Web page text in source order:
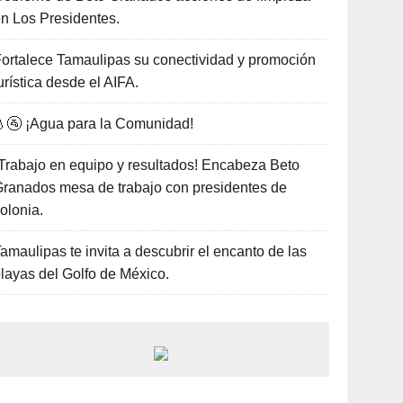
Los Presidentes.
Tamaulipas su conectividad y promoción
desde el AIFA.
¡Agua para la Comunidad!
en equipo y resultados! Encabeza Beto
mesa de trabajo con presidentes de
te invita a descubrir el encanto de las
del Golfo de México.